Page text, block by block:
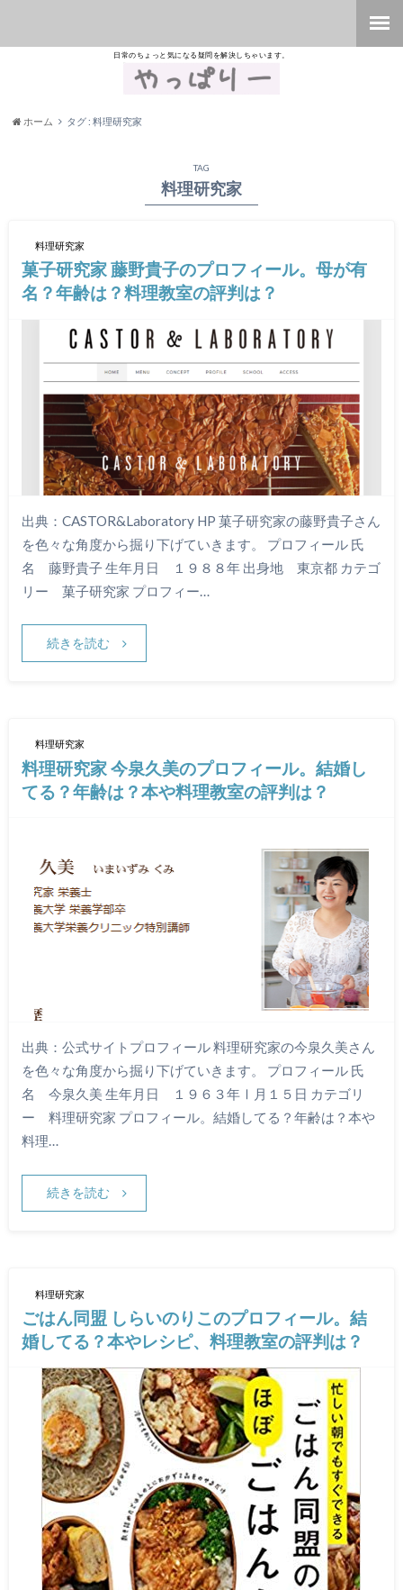
日常のちょっと気になる疑問を解決しちゃいます。
ホーム タグ : 料理研究家
TAG
料理研究家
料理研究家
菓子研究家 藤野貴子のプロフィール。母が有
名？年齢は？料理教室の評判は？
出典：CASTOR&Laboratory HP 菓子研究家の藤野貴子さん
を色々な角度から掘り下げていきます。 プロフィール 氏
名 藤野貴子 生年月日 １９８８年 出身地 東京都 カテゴ
リー 菓子研究家 プロフィー…
続きを読む
料理研究家
料理研究家 今泉久美のプロフィール。結婚し
てる？年齢は？本や料理教室の評判は？
出典：公式サイトプロフィール 料理研究家の今泉久美さん
を色々な角度から掘り下げていきます。 プロフィール 氏
名 今泉久美 生年月日 １９６３年Ⅰ月１５日 カテゴリ
ー 料理研究家 プロフィール。結婚してる？年齢は？本や
料理…
続きを読む
料理研究家
ごはん同盟 しらいのりこのプロフィール。結
婚してる？本やレシピ、料理教室の評判は？